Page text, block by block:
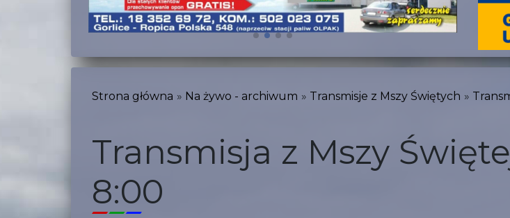
Strona główna Na żywo - archiwum Transmisje z Mszy Świętych
Transmisja z Mszy
8:00